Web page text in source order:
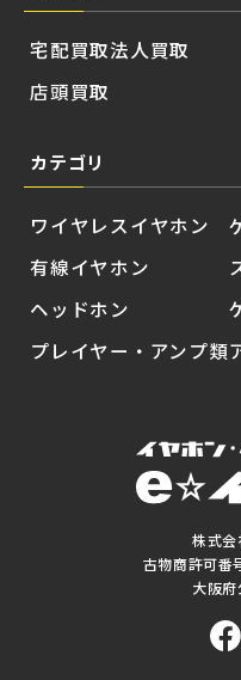
株式会
古物商許可番
大阪
宅配買取
店頭買取
法人買取
カテゴリ
ワイヤレスイヤホン
有線イヤホン
ヘッドホン
プレイヤー・アンプ類